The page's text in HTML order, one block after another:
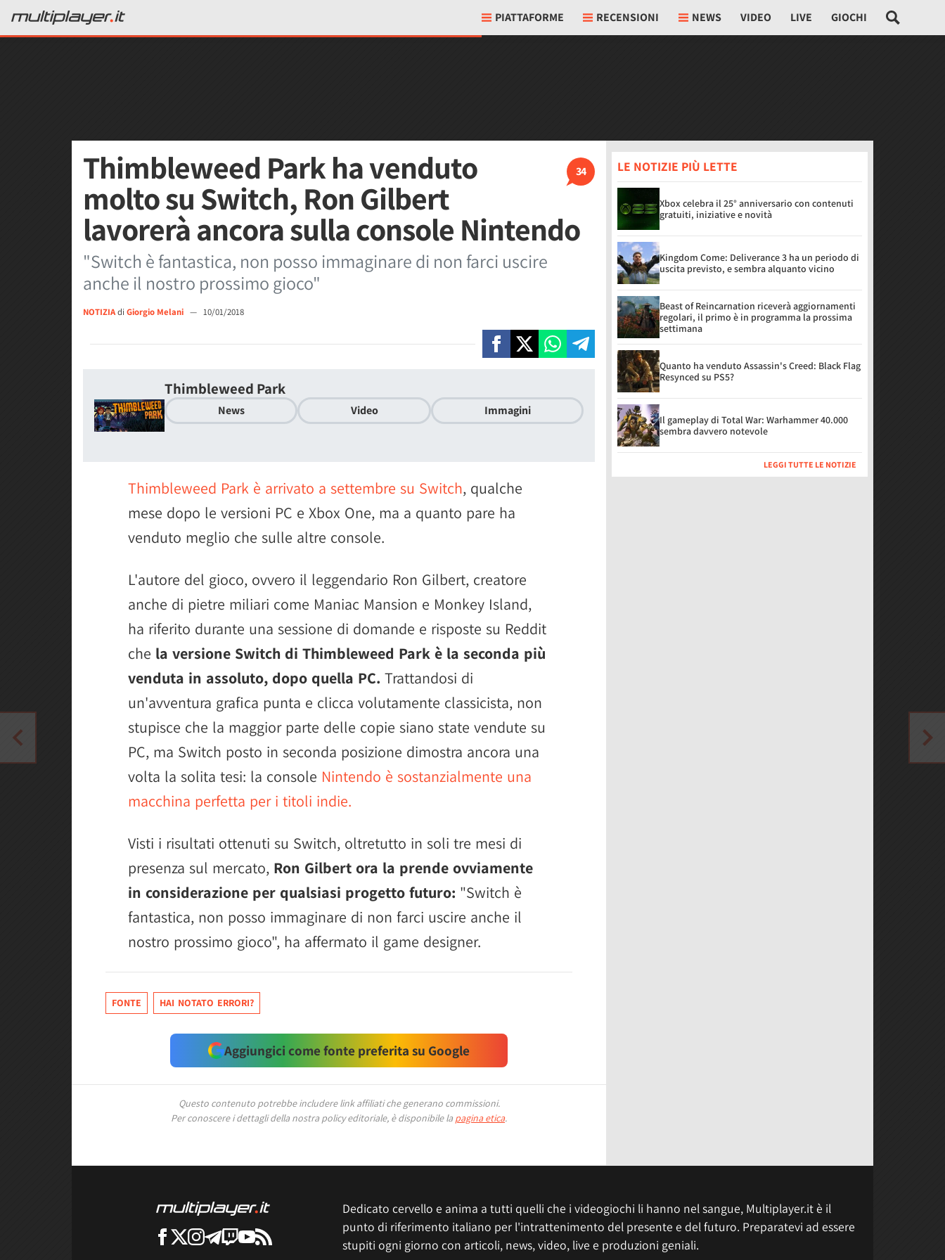
PIATTAFORME RECENSIONI NEWS VIDEO LIVE GIOCHI
34
Thimbleweed Park ha venduto
molto su Switch, Ron Gilbert
lavorerà ancora sulla console Nintendo
"Switch è fantastica, non posso immaginare di non farci uscire
anche il nostro prossimo gioco"
NOTIZIAdi Giorgio Melani — 10/01/2018
Thimbleweed Park
News Video Immagini
Thimbleweed Park è arrivato a settembre su Switch, qualche
mese dopo le versioni PC e Xbox One, ma a quanto pare ha
venduto meglio che sulle altre console.
L'autore del gioco, ovvero il leggendario Ron Gilbert, creatore
anche di pietre miliari come Maniac Mansion e Monkey Island,
ha riferito durante una sessione di domande e risposte su Reddit
che la versione Switch di Thimbleweed Park è la seconda più
venduta in assoluto, dopo quella PC. Trattandosi di
un'avventura grafica punta e clicca volutamente classicista, non
stupisce che la maggior parte delle copie siano state vendute su
PC, ma Switch posto in seconda posizione dimostra ancora una
volta la solita tesi: la console Nintendo è sostanzialmente una
macchina perfetta per i titoli indie.
Visti i risultati ottenuti su Switch, oltretutto in soli tre mesi di
presenza sul mercato, Ron Gilbert ora la prende ovviamente
in considerazione per qualsiasi progetto futuro: "Switch è
fantastica, non posso immaginare di non farci uscire anche il
nostro prossimo gioco", ha affermato il game designer.
FONTE HAI NOTATO ERRORI?
Aggiungici come fonte preferita su Google
Questo contenuto potrebbe includere link affiliati che generano commissioni.
Per conoscere i dettagli della nostra policy editoriale, è disponibile la pagina etica.
LE NOTIZIE PIÙ LETTE
Xbox celebra il 25° anniversario con contenuti
gratuiti, iniziative e novità
Kingdom Come: Deliverance 3 ha un periodo di
uscita previsto, e sembra alquanto vicino
Beast of Reincarnation riceverà aggiornamenti
regolari, il primo è in programma la prossima
settimana
Quanto ha venduto Assassin's Creed: Black Flag
Resynced su PS5?
Il gameplay di Total War: Warhammer 40.000
sembra davvero notevole
LEGGI TUTTE LE NOTIZIE
Dedicato cervello e anima a tutti quelli che i videogiochi li hanno nel sangue, Multiplayer.it è il
punto di riferimento italiano per l'intrattenimento del presente e del futuro. Preparatevi ad essere
stupiti ogni giorno con articoli, news, video, live e produzioni geniali.